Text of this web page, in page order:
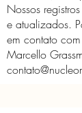
Nossos
e atualizados.
em contato
Marcello